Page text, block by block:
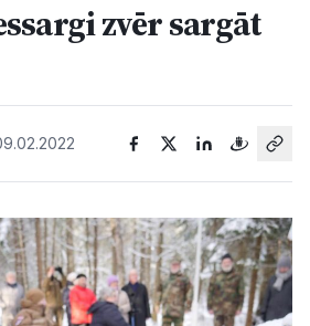
Ziņas
Sports
Kultūra
zvēr sargāt